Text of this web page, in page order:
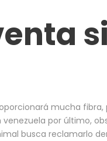
mucha
por último,
busca reclamarlo